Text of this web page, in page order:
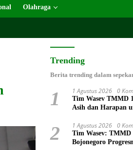
Olahraga
Trending
Berita trending dalam
1 1 Agustus 2026 0
Tim Wasev TMMD
Asih dan Harapan
2 1 Agustus 2026 0
Tim Wasev: TMMD
Bojonegoro